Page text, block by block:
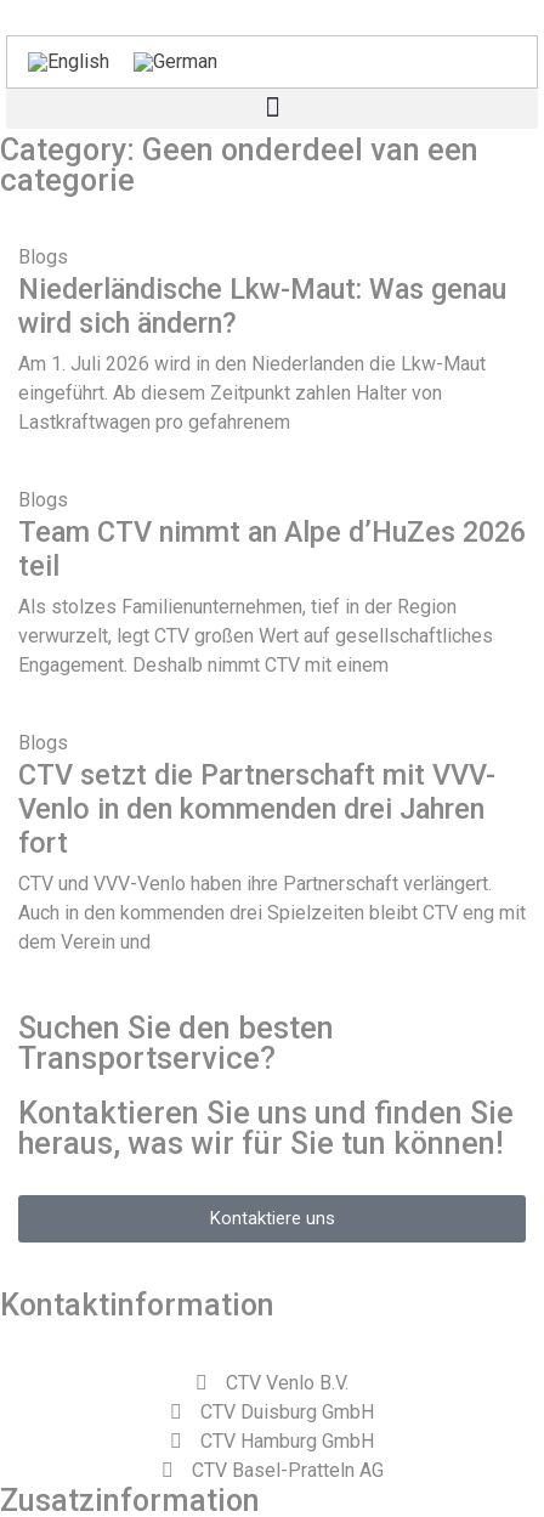
Category: Geen onderdeel van een
categorie
Blogs
Niederländische Lkw-Maut: Was genau
wird sich ändern?
Am 1. Juli 2026 wird in den Niederlanden die Lkw-Maut
eingeführt. Ab diesem Zeitpunkt zahlen Halter von
Lastkraftwagen pro gefahrenem
Blogs
Team CTV nimmt an Alpe d’HuZes 2026
teil
Als stolzes Familienunternehmen, tief in der Region
verwurzelt, legt CTV großen Wert auf gesellschaftliches
Engagement. Deshalb nimmt CTV mit einem
Blogs
CTV setzt die Partnerschaft mit VVV-
Venlo in den kommenden drei Jahren
fort
CTV und VVV-Venlo haben ihre Partnerschaft verlängert.
Auch in den kommenden drei Spielzeiten bleibt CTV eng mit
dem Verein und
Suchen Sie den besten
Transportservice?
Kontaktieren Sie uns und finden Sie
heraus, was wir für Sie tun können!
Kontaktiere uns
Kontaktinformation
CTV Venlo B.V.
CTV Duisburg GmbH
CTV Hamburg GmbH
CTV Basel-Pratteln AG
Zusatzinformation